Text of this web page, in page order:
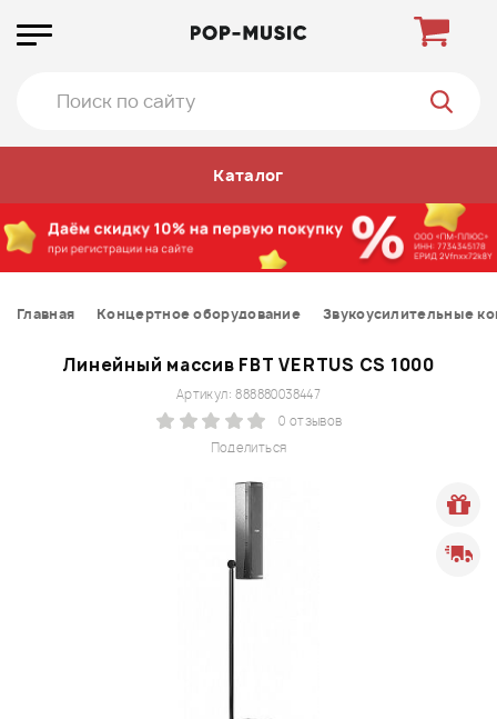
Каталог
Главная Концертное оборудование Звукоусилительные
Линейный массив FBT VERTUS CS 1000
Поделиться
Артикул: 888880038447
0 отзывов